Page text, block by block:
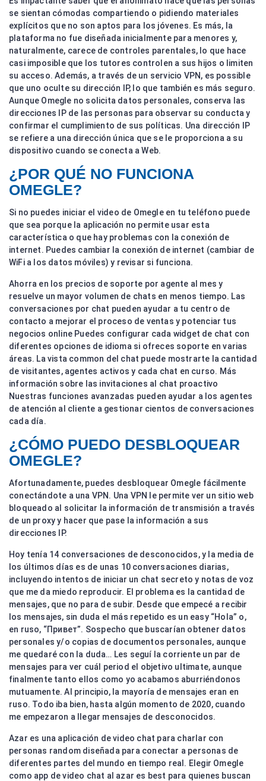
se sientan cómodas compartiendo o pidiendo materiales
explícitos que no son aptos para los jóvenes. Es más, la
plataforma no fue diseñada inicialmente para menores y,
naturalmente, carece de controles parentales, lo que hace
casi imposible que los tutores controlen a sus hijos o limiten
su acceso. Además, a través de un servicio VPN, es possible
que uno oculte su dirección IP, lo que también es más seguro.
Aunque Omegle no solicita datos personales, conserva las
direcciones IP de las personas para observar su conducta y
confirmar el cumplimiento de sus políticas. Una dirección IP
se refiere a una dirección única que se le proporciona a su
dispositivo cuando se conecta a Web.
¿POR QUÉ NO FUNCIONA
OMEGLE?
Si no puedes iniciar el video de Omegle en tu teléfono puede
que sea porque la aplicación no permite usar esta
característica o que hay problemas con la conexión de
internet. Puedes cambiar la conexión de internet (cambiar de
WiFi a los datos móviles) y revisar si funciona.
Ahorra en los precios de soporte por agente al mes y
resuelve un mayor volumen de chats en menos tiempo. Las
conversaciones por chat pueden ayudar a tu centro de
contacto a mejorar el proceso de ventas y potenciar tus
negocios online Puedes configurar cada widget de chat con
diferentes opciones de idioma si ofreces soporte en varias
áreas. La vista common del chat puede mostrarte la cantidad
de visitantes, agentes activos y cada chat en curso. Más
información sobre las invitaciones al chat proactivo
Nuestras funciones avanzadas pueden ayudar a los agentes
de atención al cliente a gestionar cientos de conversaciones
cada día.
¿CÓMO PUEDO DESBLOQUEAR
OMEGLE?
Afortunadamente, puedes desbloquear Omegle fácilmente
conectándote a una VPN. Una VPN le permite ver un sitio web
bloqueado al solicitar la información de transmisión a través
de un proxy y hacer que pase la información a sus
direcciones IP.
Hoy tenía 14 conversaciones de desconocidos, y la media de
los últimos días es de unas 10 conversaciones diarias,
incluyendo intentos de iniciar un chat secreto y notas de voz
que me da miedo reproducir. El problema es la cantidad de
mensajes, que no para de subir. Desde que empecé a recibir
los mensajes, sin duda el más repetido es un easy “Hola” o,
en ruso, “Привет”. Sospecho que buscarían obtener datos
personales y/o copias de documentos personales, aunque
me quedaré con la duda… Les seguí la corriente un par de
mensajes para ver cuál period el objetivo ultimate, aunque
finalmente tanto ellos como yo acabamos aburriéndonos
mutuamente. Al principio, la mayoría de mensajes eran en
ruso. Todo iba bien, hasta algún momento de 2020, cuando
me empezaron a llegar mensajes de desconocidos.
Azar es una aplicación de video chat para charlar con
personas random diseñada para conectar a personas de
diferentes partes del mundo en tiempo real. Elegir Omegle
como app de video chat al azar es best para quienes buscan